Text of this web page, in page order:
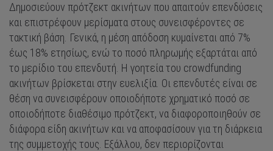
Δημοσιεύουν πρότζεκτ ακινήτων που απαιτούν επενδύσεις
και επιστρέφουν μερίσματα στους συνεισφέροντες σε
τακτική βάση. Γενικά, η μέση απόδοση κυμαίνεται από 7%
έως 18% ετησίως, ενώ το ποσό πληρωμής εξαρτάται από
το μερίδιο του επενδυτή. Η γοητεία του crowdfunding
ακινήτων βρίσκεται στην ευελιξία. Οι επενδυτές είναι σε
θέση να συνεισφέρουν οποιοδήποτε χρηματικό ποσό σε
οποιοδήποτε διαθέσιμο πρότζεκτ, να διαφοροποιηθούν σε
διάφορα είδη ακινήτων και να αποφασίσουν για τη διάρκεια
της συμμετοχής τους. Εξάλλου, δεν περιορίζονται